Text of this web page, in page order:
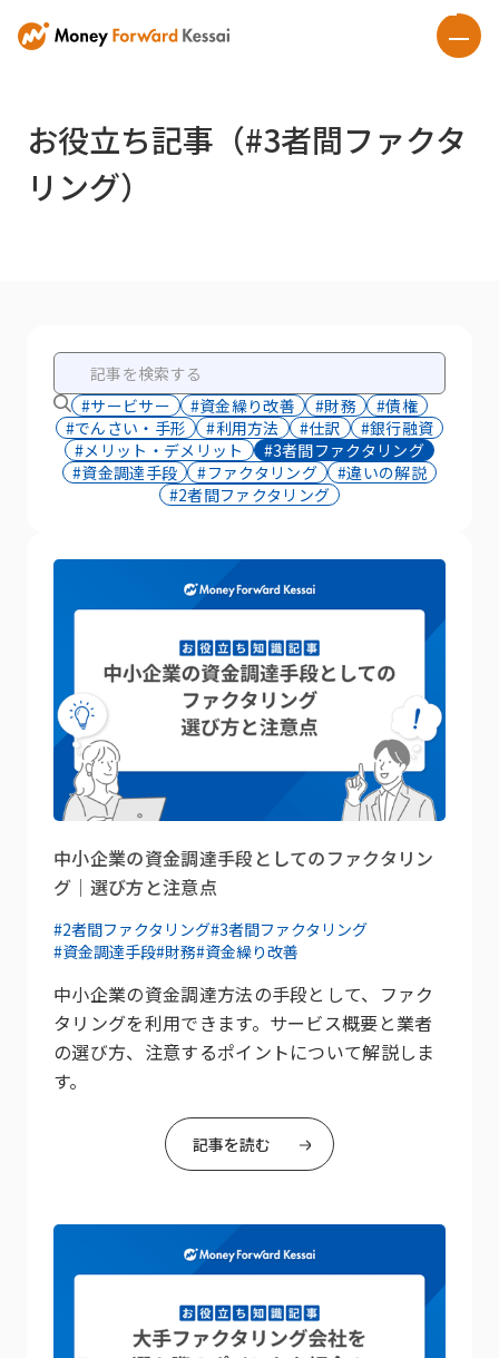
お役立ち記事（#3者間ファクタ
リング）
#サービサー #資金繰り改善 #財務
#債権
#でんさい・手形
#利用方法 #仕訳
#銀行融資
#メリット・デメリット
#3者間ファクタリング
#資金調達手段
#ファクタリング
#違いの解説
#2者間ファクタリング
中小企業の資金調達手段としてのファクタリン
グ｜選び方と注意点
#2者間ファクタリング#3者間ファクタリング
#資金調達手段#財務#資金繰り改善
中小企業の資金調達方法の手段として、ファク
タリングを利用できます。サービス概要と業者
の選び方、注意するポイントについて解説しま
す。
記事を読む